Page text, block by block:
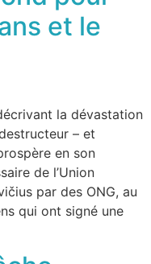
et le
la dévastation
– et
en son
de l’Union
par des ONG, au
qui ont signé une